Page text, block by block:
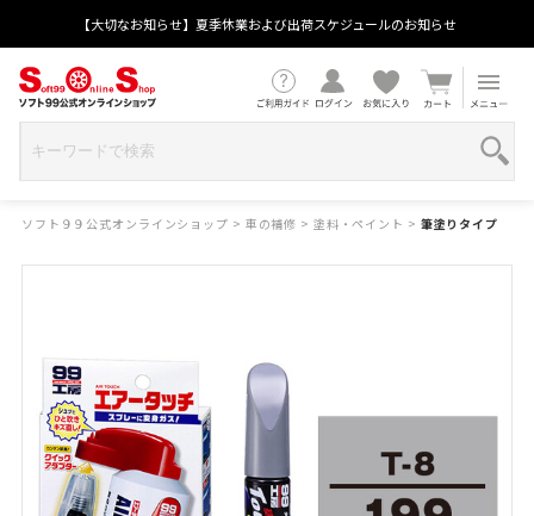
【大切なお知らせ】夏季休業および出荷スケジュールのお知らせ
ソフト９９公式オンラインショップ > 車の補修 > 塗料・ペイント > 筆塗りタイプ